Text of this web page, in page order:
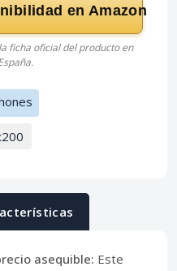
en Amazon
ficha oficial del producto en
asequible: Este